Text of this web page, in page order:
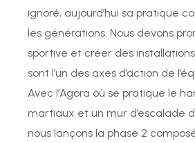
ignoré, aujourd’hui sa pratique
les générations. Nous devons
sportive et créer des
sont l’un des axes d’action de
Avec l’Agora où se pratique le
martiaux et un mur d’escalade
nous lançons la phase 2